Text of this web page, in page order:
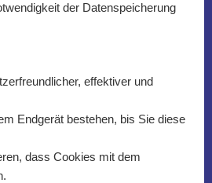
der Datenspeicherung
effektiver und
Endgerät bestehen, bis Sie diese
dass Cookies mit dem